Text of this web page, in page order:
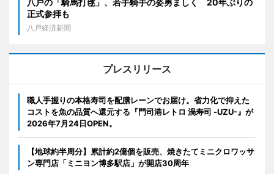
正式参拝も
八戸経済新聞
プレスリリース
職人手握りの本格寿司を配膳レーンでお届け。省力化で抑えた
コストを魚の品質へ還元する『門司港レトロ 渦寿司 -UZU-』が
2026年7月24日OPEN。
【地球約半周分】累計約2億個を販売、焼きたてミニクロワッサ
ン専門店「ミニヨン博多駅店」が開店30周年